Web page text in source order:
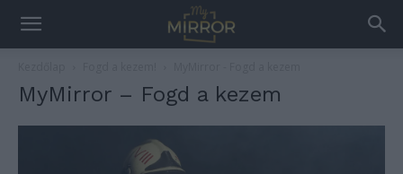
MyMirror – Fogd a kezem